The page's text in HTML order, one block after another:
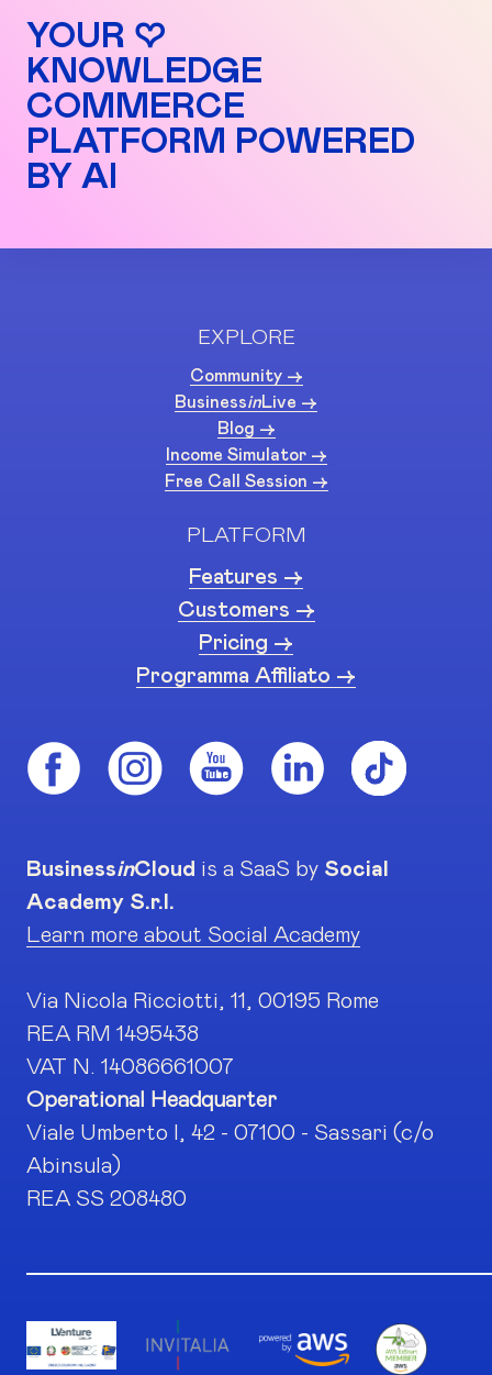
YOUR ♡
KNOWLEDGE
COMMERCE
PLATFORM POWERED
BY AI
EXPLORE
Community ->
BusinessinLive ->
Blog ->
Income Simulator ->
Free Call Session ->
PLATFORM
Features ->
Customers ->
Pricing ->
Programma Affiliato ->
BusinessinCloud is a SaaS by Social
Academy S.r.l.
Learn more about Social Academy
Via Nicola Ricciotti, 11, 00195 Rome
REA RM 1495438
VAT N. 14086661007
Operational Headquarter
Viale Umberto I, 42 - 07100 - Sassari (c/o
Abinsula)
REA SS 208480